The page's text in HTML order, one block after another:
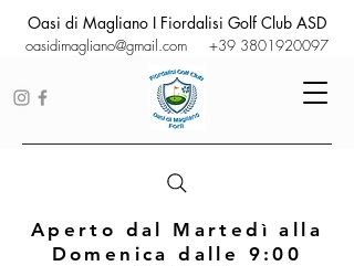
oasidimagliano@gmail.com +39 3801920097
Oasi di Magliano I Fiordalisi Golf Club ASD
Aperto dal Martedì alla
Domenica dalle 9:00